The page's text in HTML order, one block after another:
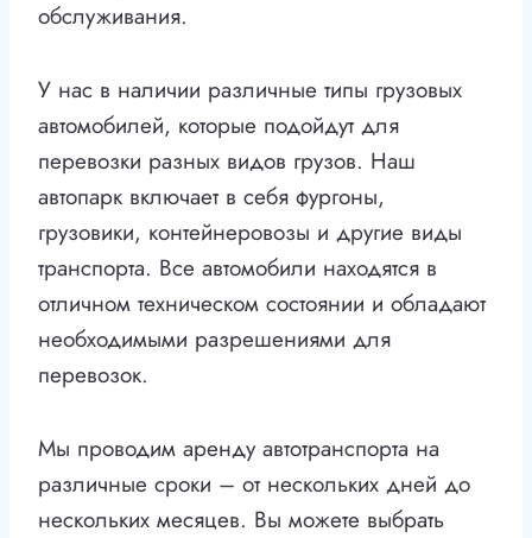
обслуживания.
У нас в наличии различные типы грузовых
автомобилей, которые подойдут для
перевозки разных видов грузов. Наш
автопарк включает в себя фургоны,
грузовики, контейнеровозы и другие виды
транспорта. Все автомобили находятся в
отличном техническом состоянии и обладают
необходимыми разрешениями для
перевозок.
Мы проводим аренду автотранспорта на
различные сроки – от нескольких дней до
нескольких месяцев. Вы можете выбрать